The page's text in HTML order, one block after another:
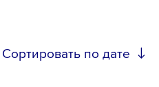
Сортировать по дате